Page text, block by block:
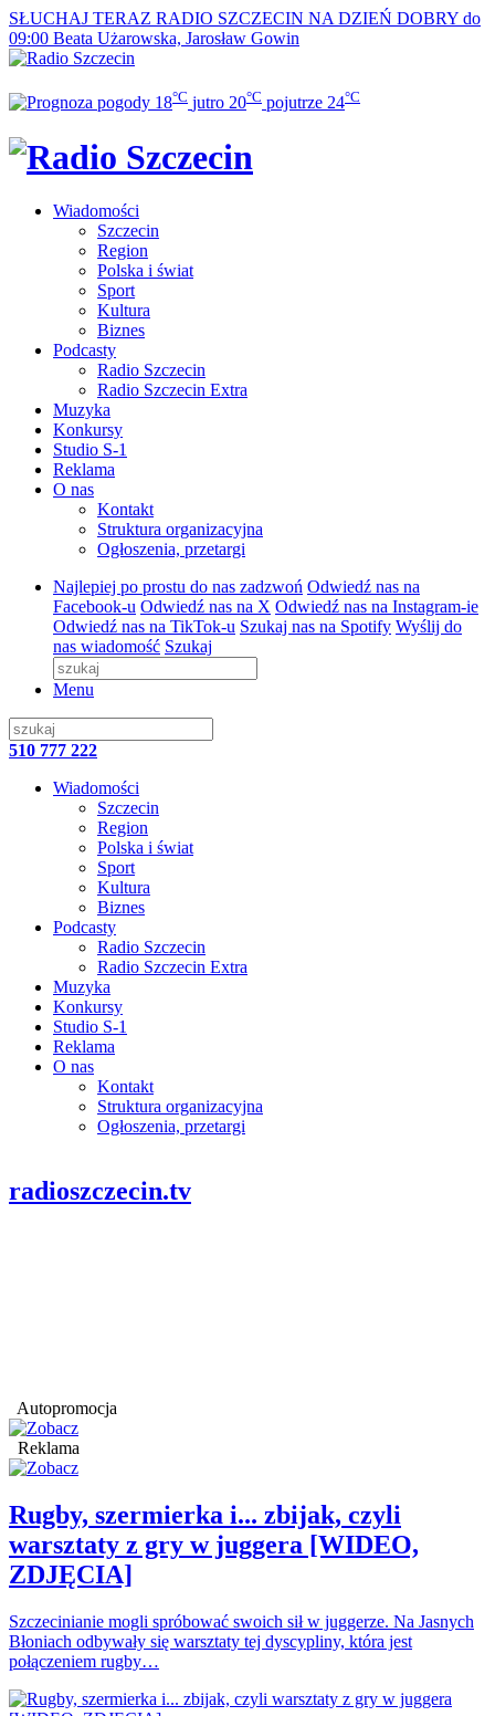
SŁUCHAJ TERAZ RADIO SZCZECIN NA DZIEŃ DOBRY do
09:00 Beata Użarowska, Jarosław Gowin
18°C jutro 20°C pojutrze 24°C
Wiadomości
Szczecin
Region
Polska i świat
Sport
Kultura
Biznes
Podcasty
Radio Szczecin
Radio Szczecin Extra
Muzyka
Konkursy
Studio S-1
Reklama
O nas
Kontakt
Struktura organizacyjna
Ogłoszenia, przetargi
Najlepiej po prostu do nas zadzwoń Odwiedź nas na
Facebook-u Odwiedź nas na X Odwiedź nas na Instagram-ie
Odwiedź nas na TikTok-u Szukaj nas na Spotify Wyślij do
nas wiadomość Szukaj
Menu
510 777 222
Wiadomości
Szczecin
Region
Polska i świat
Sport
Kultura
Biznes
Podcasty
Radio Szczecin
Radio Szczecin Extra
Muzyka
Konkursy
Studio S-1
Reklama
O nas
Kontakt
Struktura organizacyjna
Ogłoszenia, przetargi
radioszczecin.tv
Autopromocja
Reklama
Rugby, szermierka i... zbijak, czyli
warsztaty z gry w juggera [WIDEO,
ZDJĘCIA]
Szczecinianie mogli spróbować swoich sił w juggerze. Na Jasnych
Błoniach odbywały się warsztaty tej dyscypliny, która jest
połączeniem rugby…